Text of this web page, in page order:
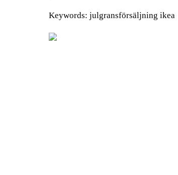
Keywords: julgransförsäljning ikea